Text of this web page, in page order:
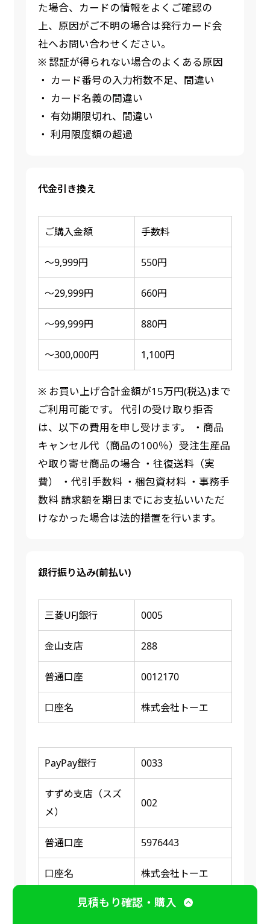
た場合、カードの情報をよくご確認の
上、原因がご不明の場合は発行カード会
社へお問い合わせください。
※ 認証が得られない場合のよくある原因
・ カード番号の入力桁数不足、間違い
・ カード名義の間違い
・ 有効期限切れ、間違い
・ 利用限度額の超過
代金引き換え
ご購入金額 手数料
～9,999円 550円
～29,999円 660円
～99,999円 880円
～300,000円 1,100円
※ お買い上げ合計金額が15万円(税込)まで
ご利用可能です。 代引の受け取り拒否
は、以下の費用を申し受けます。 ・商品
キャンセル代（商品の100％）受注生産品
や取り寄せ商品の場合 ・往復送料（実
費） ・代引手数料 ・梱包資材料 ・事務手
数料 請求額を期日までにお支払いいただ
けなかった場合は法的措置を行います。
銀行振り込み(前払い)
三菱UFJ銀行 0005
金山支店 288
普通口座 0012170
口座名 株式会社トーエ
PayPay銀行 0033
すずめ支店（スズ
メ）
002
普通口座 5976443
口座名 株式会社トーエ
※ 振り込み確認後に商品の印刷又は発送
見積もり確認・購入